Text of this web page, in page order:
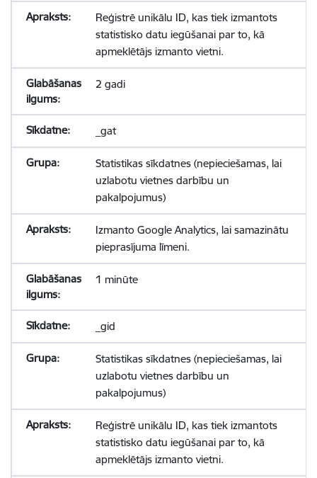
Reģistrē unikālu ID, kas tiek izmantots
statistisko datu iegūšanai par to, kā
apmeklētājs izmanto vietni.
2 gadi
_gat
Statistikas sīkdatnes (nepieciešamas, lai
uzlabotu vietnes darbību un
pakalpojumus)
Izmanto Google Analytics, lai samazinātu
pieprasījuma līmeni.
1 minūte
_gid
Statistikas sīkdatnes (nepieciešamas, lai
uzlabotu vietnes darbību un
pakalpojumus)
Reģistrē unikālu ID, kas tiek izmantots
statistisko datu iegūšanai par to, kā
apmeklētājs izmanto vietni.